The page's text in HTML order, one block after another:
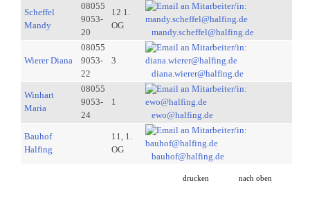
Scheffel
Mandy
08055
9053-
20
12 1.
OG
mandy.scheffel@halfing.de
Wierer Diana
08055
9053-
22
3
diana.wierer@halfing.de
Winhart
Maria
08055
9053-
24
1
ewo@halfing.de
Bauhof
Halfing
11, 1.
OG
bauhof@halfing.de
drucken nach oben